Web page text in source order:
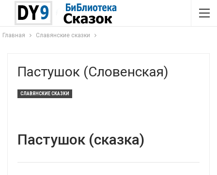
Главная Славянские сказки
Пастушок (Словенская)
СЛАВЯНСКИЕ СКАЗКИ
Пастушок (сказка)